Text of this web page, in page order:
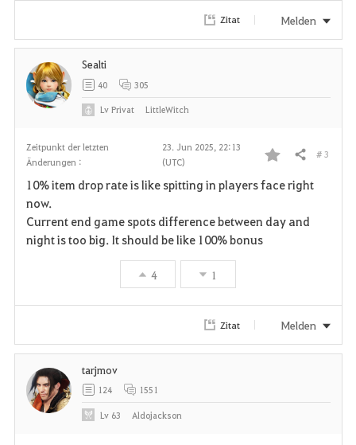
r
i
e
Zitat Melden
Zeitpunkt der letzten
Änderungen :
23. Jun 2025, 22:13
(UTC)
F
v
t
Teilen # 3
10% item drop rate is like spitting in players face right
now.
Current end game spots difference between day and
night is too big. It should be like 100% bonus
4 1
Sealti
40 305
LvPrivat LittleWitch
Zitat Melden
tarjmov
124 1551
Lv 63 Aldojackson